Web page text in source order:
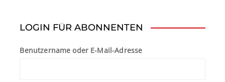
LOGIN FÜR ABONNENTEN
Benutzername oder E-Mail-Adresse